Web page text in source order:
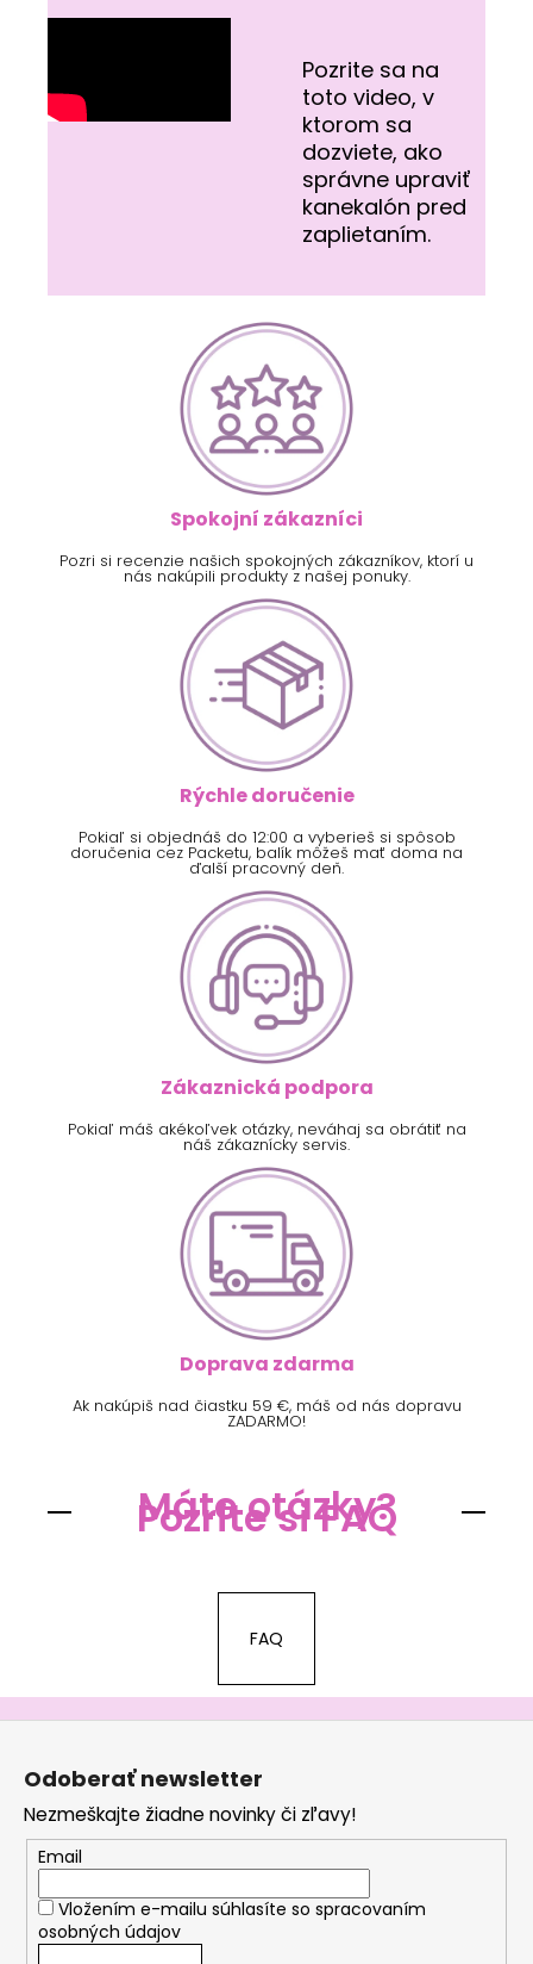
Pozrite sa na
toto video, v
ktorom sa
dozviete, ako
správne upraviť
kanekalón pred
zaplietaním.
Spokojní zákazníci
Pozri si recenzie našich spokojných zákazníkov, ktorí u
nás nakúpili produkty z našej ponuky.
Rýchle doručenie
Pokiaľ si objednáš do 12:00 a vyberieš si spôsob
doručenia cez Packetu, balík môžeš mať doma na
ďalší pracovný deň.
Zákaznická podpora
Pokiaľ máš akékoľvek otázky, neváhaj sa obrátiť na
náš zákaznícky servis.
Doprava zdarma
Ak nakúpiš nad čiastku 59 €, máš od nás dopravu
ZADARMO!
Máte otázky?
Pozrite si FAQ
FAQ
Z
Odoberať newsletter
Nezmeškajte žiadne novinky či zľavy!
Email
Vložením e-mailu súhlasíte so spracovaním
osobných údajov